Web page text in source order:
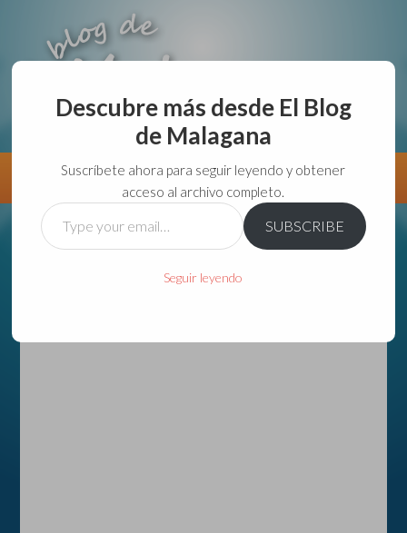
aunque lo haga de malas lo hago....
Información Directorio VivirGuadalajara
Descubre más desde El Blog
de Malagana
Suscríbete ahora para seguir leyendo y obtener
acceso al archivo completo.
Type
your
SUBSCRIBE
Seguir leyendo